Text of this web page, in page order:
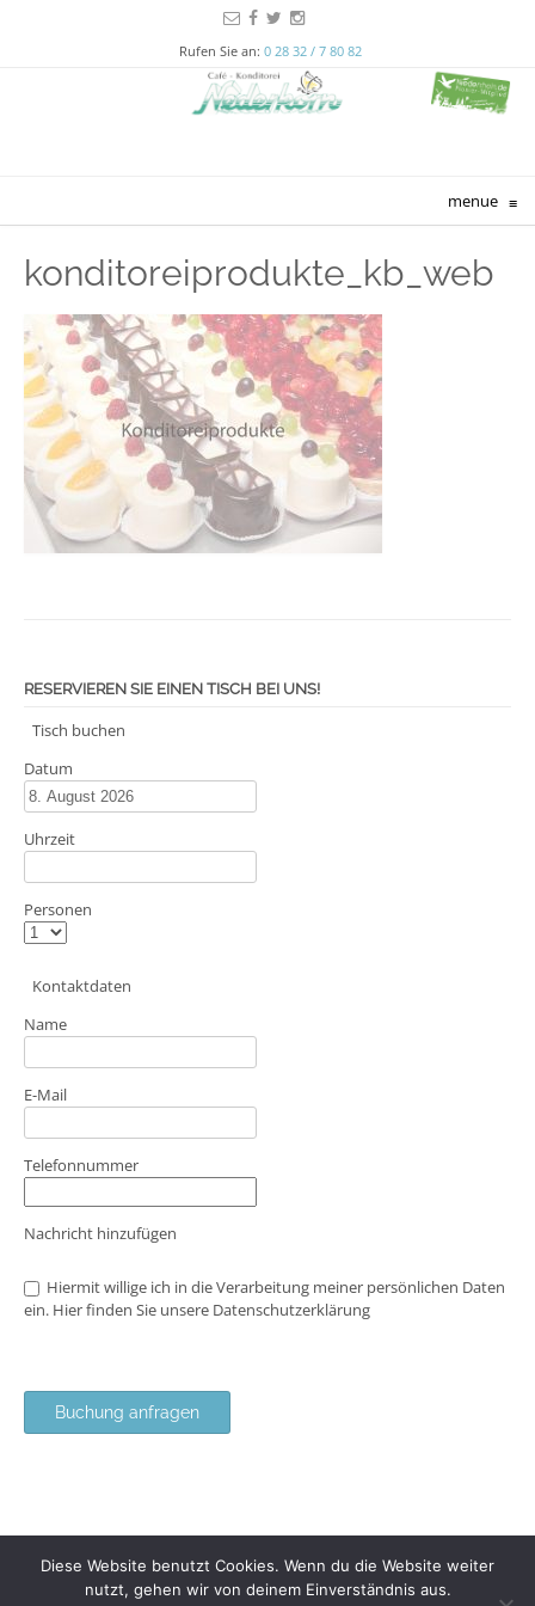
Rufen Sie an: 0 28 32 / 7 80 82
menue ≡
konditoreiprodukte_kb_web
RESERVIEREN SIE EINEN TISCH BEI UNS!
Tisch buchen
Datum
Uhrzeit
Personen
Kontaktdaten
Name
E-Mail
Telefonnummer
Nachricht hinzufügen
ein. Hier finden Sie unsere Datenschutzerklärung
Buchung anfragen
Diese Website benutzt Cookies. Wenn du die Website weiter
nutzt, gehen wir von deinem Einverständnis aus.